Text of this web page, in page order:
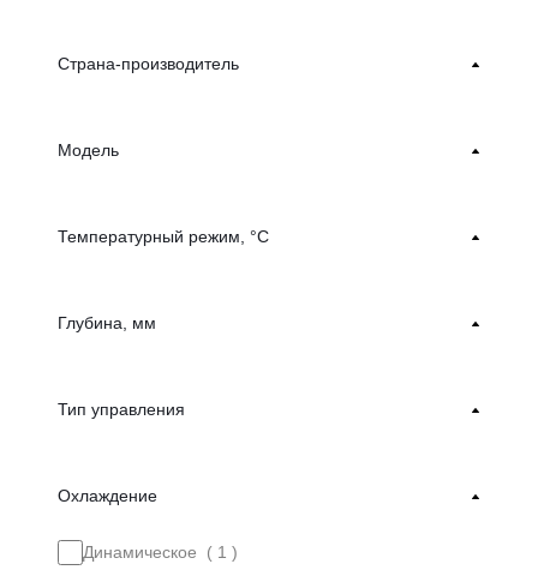
Страна-производитель
Модель
Температурный режим, °С
Глубина, мм
Тип управления
Охлаждение
Динамическое ( 1 )